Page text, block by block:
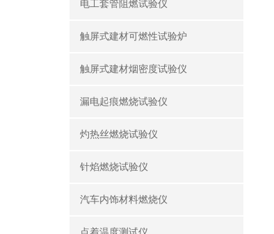
电工套管阻燃试验仪
触屏式建材可燃性试验炉
触屏式建材烟密度试验仪
漏电起痕燃烧试验仪
灼热丝燃烧试验仪
针焰燃烧试验仪
汽车内饰材料燃烧仪